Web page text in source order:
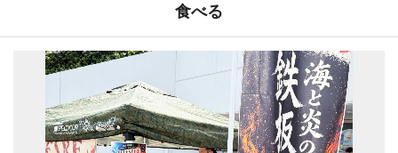
食べる